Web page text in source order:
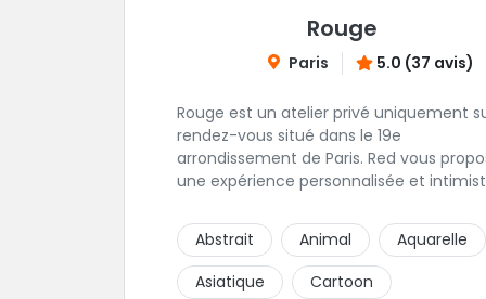
Rouge
Paris 5.0 (37 avis)
Rouge est un atelier privé uniquement
rendez-vous situé dans le 19e
arrondissement de Paris. Red vous propose
une expérience personnalisée et
?"C'est simple, cela permet de proposer
même qualité de service à tous les
tatoué(e)s. L'intérêt est de prendre son
temps, faire les bons choix, et toujours se
Abstrait Animal
Aquarelle
Asiatique
Cartoon